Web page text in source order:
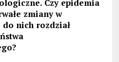
Czy epidemia
zmiany w
nich rozdział